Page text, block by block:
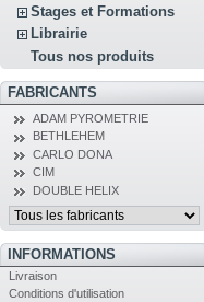
Stages et Formations
Librairie
Tous nos produits
FABRICANTS
ADAM PYROMETRIE
BETHLEHEM
CARLO DONA
CIM
DOUBLE HELIX
INFORMATIONS
Livraison
Conditions d'utilisation